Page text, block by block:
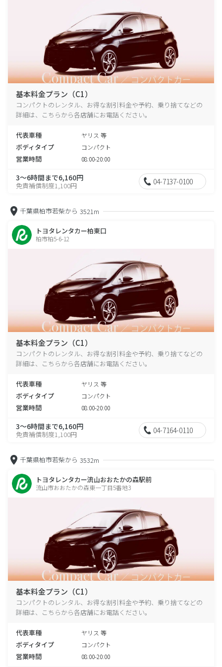
基本料金プラン（C1）
コンパクトのレンタル、お得な割引料金や予約、乗り捨てなどの
詳細は、こちらから各店舗にお電話ください。
代表車種 ヤリス 等
ボディタイプ コンパクト
営業時間 08:00-20:00
3～6時間まで6,160円
免責補償制度1,100円 04-7137-0100
千葉県柏市若柴から 3521m
トヨタレンタカー柏東口
柏市柏5-6-12
基本料金プラン（C1）
コンパクトのレンタル、お得な割引料金や予約、乗り捨てなどの
詳細は、こちらから各店舗にお電話ください。
代表車種 ヤリス 等
ボディタイプ コンパクト
営業時間 08:00-20:00
3～6時間まで6,160円
免責補償制度1,100円 04-7164-0110
千葉県柏市若柴から 3532m
トヨタレンタカー流山おおたかの森駅前
流山市おおたかの森東一丁目5番地3
基本料金プラン（C1）
コンパクトのレンタル、お得な割引料金や予約、乗り捨てなどの
詳細は、こちらから各店舗にお電話ください。
代表車種 ヤリス 等
ボディタイプ コンパクト
営業時間 08:00-20:00